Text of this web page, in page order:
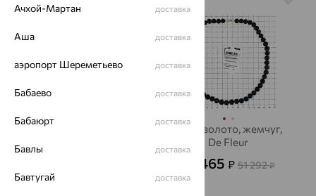
Бусы, золото, гранат
20 880
Бусы, золото, жемчуг,
De Fleur
18 465 ₽ 51 292₽
Ачхой-Мартан доставка
Аша доставка
аэропорт Шереметьево доставка
Бабаево доставка
Бабаюрт доставка
Бавлы доставка
Бавтугай доставка